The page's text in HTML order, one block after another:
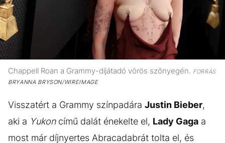
Chappell Roan a Grammy-díjátadó vörös szőnyegén. FORRÁS
BRYANNA BRYSON/WIREIMAGE
Visszatért a Grammy színpadára Justin Bieber,
aki a Yukoncímű dalát énekelte el, Lady Gaga a
most már díjnyertes Abracadabrát tolta el, és